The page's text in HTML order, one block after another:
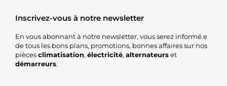
Inscrivez-vous à notre newsletter
En vous abonnant à notre newsletter, vous serez informé.e
de tous les bons plans, promotions, bonnes affaires sur nos
piècesclimatisation, électricité, alternateurset
démarreurs.